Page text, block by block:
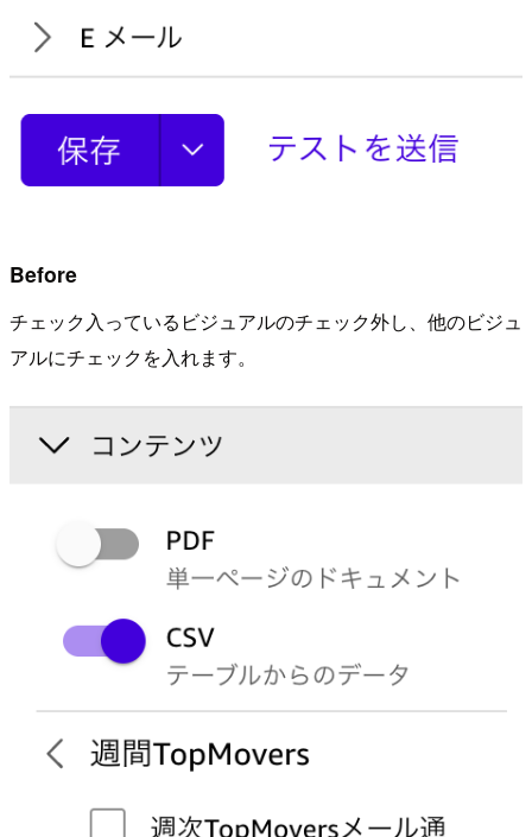
Before
チェック入っているビジュアルのチェック外し、他のビジュ
アルにチェックを入れます。